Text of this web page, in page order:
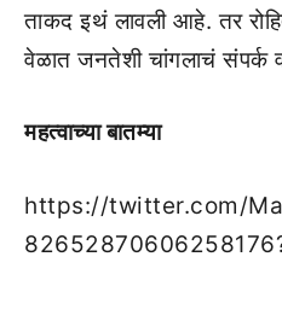
ताकद इथं लावली आहे. तर
वेळात जनतेशी चांगलाचं संपर्क
महत्वाच्या बातम्या
https://twitter.com/